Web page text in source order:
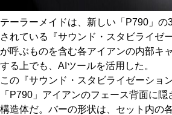
テーラーメイドは、新しい「P790」の
されている『サウンド・スタビライゼ
が呼ぶものを含む各アイアンの内部キ
する上でも、AIツールを活用した。
この『サウンド・スタビライゼーショ
「P790」アイアンのフェース背面に
構造体だ。バーの形状は、セット内の